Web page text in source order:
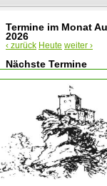
Termine im Monat
2026
‹ zurück Heute weiter ›
Nächste Termine